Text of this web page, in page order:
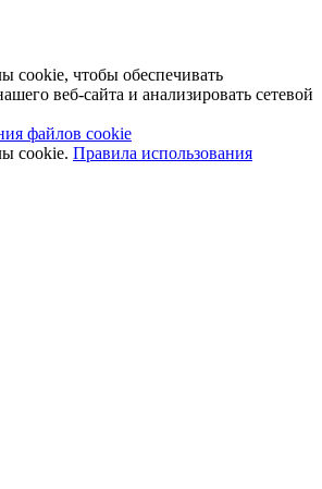
cookie, чтобы обеспечивать
веб-сайта и анализировать сетевой
файлов cookie
cookie. Правила использования